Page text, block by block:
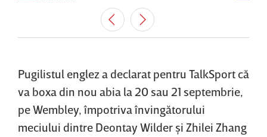
Pugilistul englez a declarat pentru TalkSport că
va boxa din nou abia la 20 sau 21 septembrie,
pe Wembley, împotriva învingătorului
meciului dintre Deontay Wilder şi Zhilei Zhang